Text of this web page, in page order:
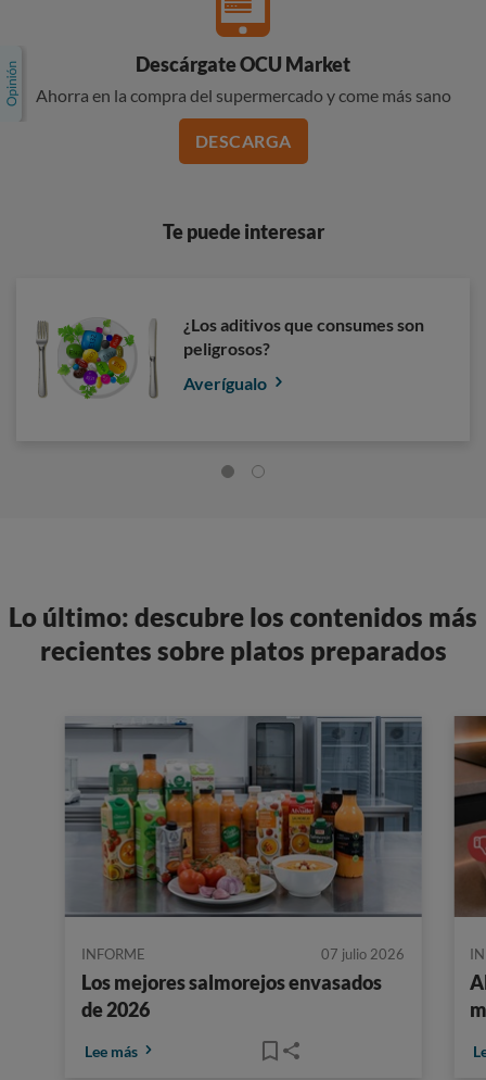
Descárgate OCU Market
Ahorra en la compra del supermercado y come más sano
DESCARGA
Te puede interesar
¿Los aditivos que consumes son
peligrosos?
Averígualo
Lo último: descubre los contenidos más
recientes sobre platos preparados
INFORME 07 julio 2026
Los mejores salmorejos envasados
de 2026
Lee más